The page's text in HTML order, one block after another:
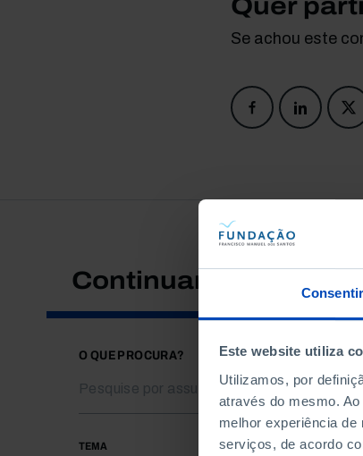
Consentir
Este website utiliza
Utilizamos, por
através do mesmo.
melhor experiência
serviços, de acordo
Quer
Se achou este
Continuar a pesquisar
O QUE PROCURA?
TEMA